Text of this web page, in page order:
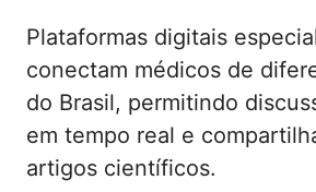
Plataformas digitais
conectam médicos de
do Brasil, permitindo
em tempo real e
artigos científicos.